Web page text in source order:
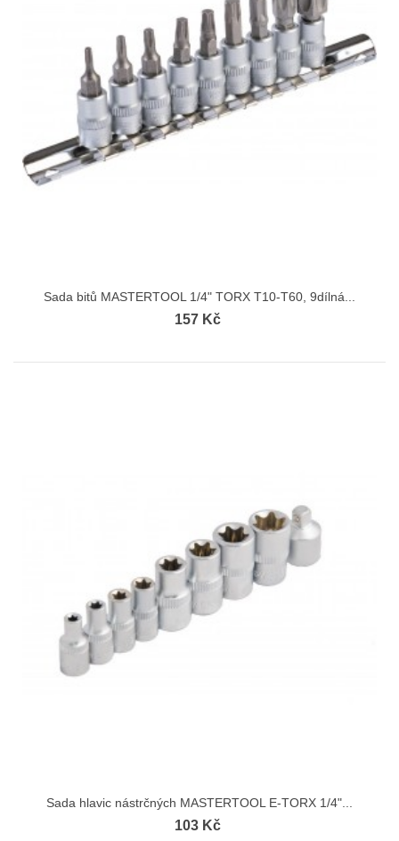
Sada bitů MASTERTOOL 1/4" TORX T10-T60, 9dílná...
157 Kč
Sada hlavic nástrčných MASTERTOOL E-TORX 1/4"...
103 Kč